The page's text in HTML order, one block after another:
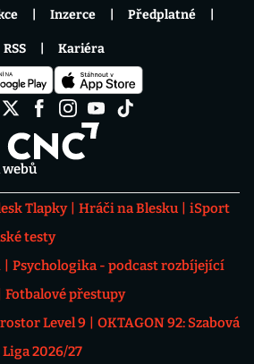
webů
Tlapky Hráči na Blesku
iSport
testy
Psychologika - podcast rozbíjející
Fotbalové přestupy
Level 9
OKTAGON 92: Szabová
2026/27
Inzerce Předplatné
RSS Kariéra